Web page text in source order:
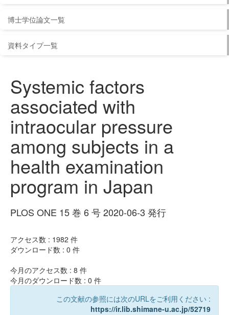
博士学位論文一覧
資料タイプ一覧
Systemic factors
associated with
intraocular pressure
among subjects in a
health examination
program in Japan
PLOS ONE 15 巻 6 号 2020-06-3 発行
アクセス数 : 1982 件
ダウンロード数 : 0 件
今月のアクセス数 : 8 件
今月のダウンロード数 : 0 件
この文献の参照には次のURLをご利用ください :
https://ir.lib.shimane-u.ac.jp/52719